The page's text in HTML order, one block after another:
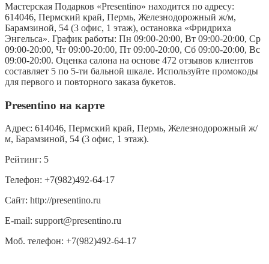
Мастерская Подарков «Presentino» находится по адресу:
614046, Пермский край, Пермь, Железнодорожный ж/м,
Барамзиной, 54 (3 офис, 1 этаж), остановка «Фридриха
Энгельса». График работы: Пн 09:00-20:00, Вт 09:00-20:00, Ср
09:00-20:00, Чт 09:00-20:00, Пт 09:00-20:00, Сб 09:00-20:00, Вс
09:00-20:00. Оценка салона на основе 472 отзывов клиентов
составляет 5 по 5-ти бальной шкале. Используйте промокоды
для первого и повторного заказа букетов.
Presentino на карте
Адрес: 614046, Пермский край, Пермь, Железнодорожный ж/
м, Барамзиной, 54 (3 офис, 1 этаж).
Рейтинг: 5
Телефон: +7(982)492-64-17
Сайт: http://presentino.ru
E-mail: support@presentino.ru
Моб. телефон: +7(982)492-64-17